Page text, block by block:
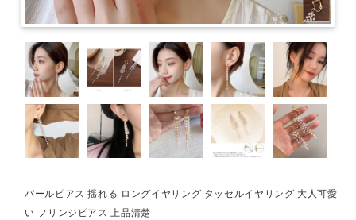
パールピアス 揺れる ロングイヤリング タッセルイヤリング 大人可愛
い フリンジピアス 上品清楚